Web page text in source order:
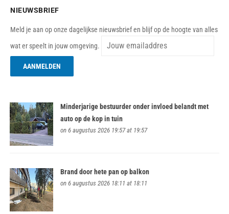
NIEUWSBRIEF
Meld je aan op onze dagelijkse nieuwsbrief en blijf op de hoogte van alles
wat er speelt in jouw omgeving.
Minderjarige bestuurder onder invloed belandt met
auto op de kop in tuin
on 6 augustus 2026 19:57 at 19:57
Brand door hete pan op balkon
on 6 augustus 2026 18:11 at 18:11